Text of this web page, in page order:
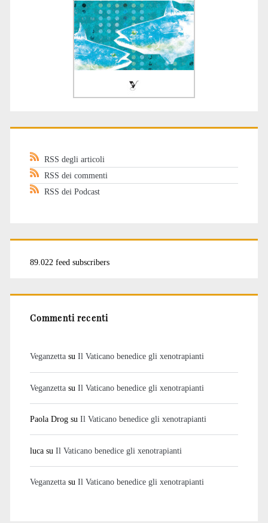
RSS degli articoli
RSS dei commenti
RSS dei Podcast
89.022 feed subscribers
Commenti recenti
Veganzettasu Il Vaticano benedice gli xenotrapianti
Veganzettasu Il Vaticano benedice gli xenotrapianti
Paola Drogsu Il Vaticano benedice gli xenotrapianti
lucasu Il Vaticano benedice gli xenotrapianti
Veganzettasu Il Vaticano benedice gli xenotrapianti